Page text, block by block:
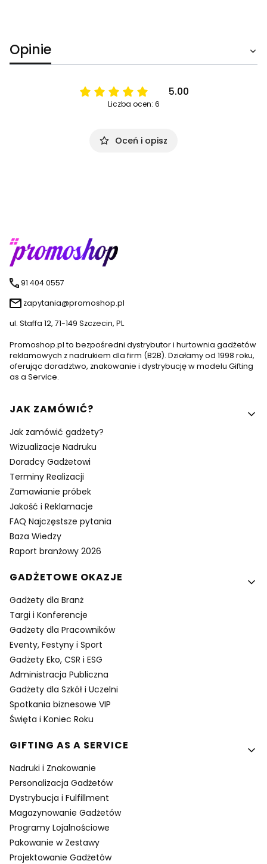
Opinie
5.00
Liczba ocen: 6
Oceń i opisz
91 404 0557
zapytania@promoshop.pl
ul. Staffa 12, 71-149 Szczecin, PL
Promoshop.pl to bezpośredni dystrybutor i hurtownia gadżetów
reklamowych z nadrukiem dla firm (B2B). Działamy od 1998 roku,
oferując doradztwo, znakowanie i dystrybucję w modelu Gifting
as a Service.
Linki w stopce
JAK ZAMÓWIĆ?
Jak zamówić gadżety?
Wizualizacje Nadruku
Doradcy Gadżetowi
Terminy Realizacji
Zamawianie próbek
Jakość i Reklamacje
FAQ Najczęstsze pytania
Baza Wiedzy
Raport branżowy 2026
GADŻETOWE OKAZJE
Gadżety dla Branż
Targi i Konferencje
Gadżety dla Pracowników
Eventy, Festyny i Sport
Gadżety Eko, CSR i ESG
Administracja Publiczna
Gadżety dla Szkół i Uczelni
Spotkania biznesowe VIP
Święta i Koniec Roku
GIFTING AS A SERVICE
Nadruki i Znakowanie
Personalizacja Gadżetów
Dystrybucja i Fulfillment
Magazynowanie Gadżetów
Programy Lojalnościowe
Pakowanie w Zestawy
Projektowanie Gadżetów